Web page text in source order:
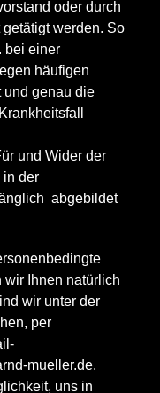
oder durch
werden. So
bei einer
häufigen
und genau die
und Wider der
in der
abgebildet
wir Ihnen natürlich
wir unter der
per
mueller.de.
uns in